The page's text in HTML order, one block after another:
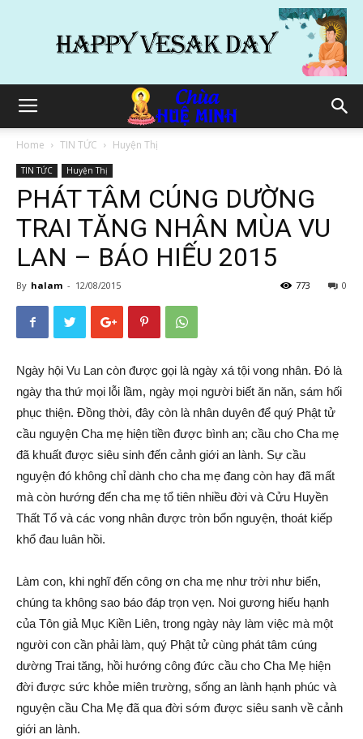
Home TIN TỨC Huyện Thị
TIN TỨC Huyện Thị
PHÁT TÂM CÚNG DƯỜNG
TRAI TĂNG NHÂN MÙA VU
LAN – BÁO HIẾU 2015
By halam - 12/08/2015 0
773
Ngày hội Vu Lan còn được gọi là ngày xá tội vong nhân. Đó là
ngày tha thứ mọi lỗi lầm, ngày mọi người biết ăn năn, sám hối
phục thiện. Đồng thời, đây còn là nhân duyên để quý Phật tử
cầu nguyện Cha mẹ hiện tiền được bình an; cầu cho Cha mẹ
đã khuất được siêu sinh đến cảnh giới an lành. Sự cầu
nguyện đó không chỉ dành cho cha mẹ đang còn hay đã mất
mà còn hướng đến cha mẹ tổ tiên nhiều đời và Cửu Huyền
Thất Tổ và các vong nhân được tròn bổn nguyện, thoát kiếp
khổ đau luân hồi.
Làm con, khi nghĩ đến công ơn cha mẹ như trời như biển,
chúng ta không sao báo đáp trọn vẹn. Noi gương hiếu hạnh
của Tôn giả Mục Kiền Liên, trong ngày này làm việc mà một
người con cần phải làm, quý Phật tử cùng phát tâm cúng
dường Trai tăng, hồi hướng công đức cầu cho Cha Mẹ hiện
đời được sức khỏe miên trường, sống an lành hạnh phúc và
nguyện cầu Cha Mẹ đã qua đời sớm được siêu sanh về cảnh
giới an lành.